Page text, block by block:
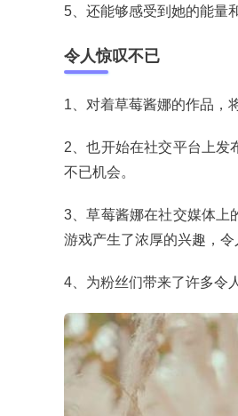
5、还能够感受到她的能量
令人惊叹不已
1、对着草莓酱娜的作品，
2、也开始在社交平台上发
不已机会。
3、草莓酱娜在社交媒体上
游戏产生了浓厚的兴趣，令
4、为粉丝们带来了许多令